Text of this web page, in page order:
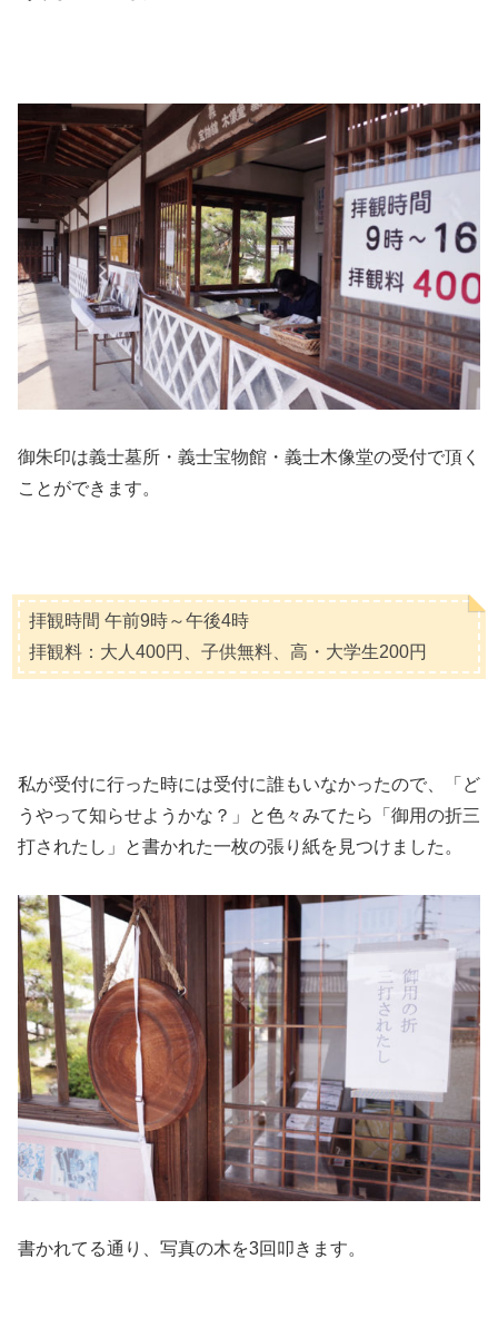
御朱印は義士墓所・義士宝物館・義士木像堂の受付で頂く
ことができます。
拝観時間 午前9時～午後4時
拝観料：大人400円、子供無料、高・大学生200円
私が受付に行った時には受付に誰もいなかったので、「ど
うやって知らせようかな？」と色々みてたら「御用の折三
打されたし」と書かれた一枚の張り紙を見つけました。
書かれてる通り、写真の木を3回叩きます。